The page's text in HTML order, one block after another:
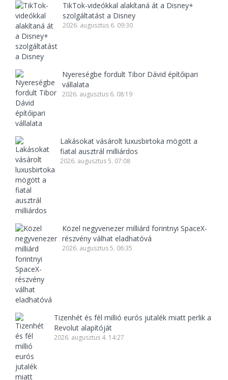
TikTok-videókkal alakítaná át a Disney+
szolgáltatást a Disney
2026. augusztus 6. 09:30
Nyereségbe fordult Tibor Dávid építőipari
vállalata
2026. augusztus 6. 08:19
Lakásokat vásárolt luxusbirtoka mögött a
fiatal ausztrál milliárdos
2026. augusztus 5. 07:08
Közel negyvenezer milliárd forintnyi SpaceX-
részvény válhat eladhatóvá
2026. augusztus 5. 06:35
Tizenhét és fél millió eurós jutalék miatt perlik a
Revolut alapítóját
2026. augusztus 4. 14:27